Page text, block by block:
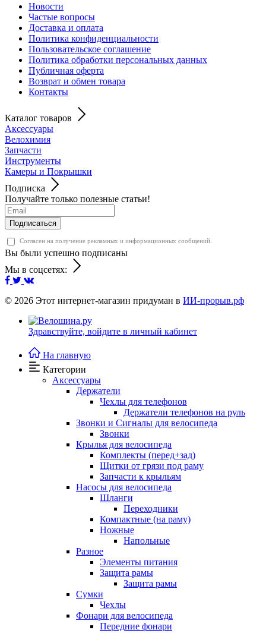
Новости
Частые вопросы
Доставка и оплата
Политика конфиденциальности
Пользовательское соглашение
Политика обработки персональных данных
Публичная оферта
Возврат и обмен товара
Контакты
Каталог товаров
Аксессуары
Велохимия
Запчасти
Инструменты
Камеры и Покрышки
Подписка
Получайте только полезные статьи!
Подписаться
Согласен на получение рекламных и информационных сообщений.
Вы были успешно подписаны
Мы в соцсетях:
© 2026 Этот интернет-магазин придуман в ИИ-прорыв.рф
Здравствуйте, войдите в личный кабинет
На главную
Категории
Аксессуары
Держатели
Чехлы для телефонов
Держатели телефонов на руль
Звонки и Сигналы для велосипеда
Звонки
Крылья для велосипеда
Комплекты (перед+зад)
Щитки от грязи под раму
Запчасти к крыльям
Насосы для велосипеда
Шланги
Переходники
Компактные (на раму)
Ножные
Напольные
Разное
Элементы питания
Защита рамы
Защита рамы
Сумки
Чехлы
Фонари для велосипеда
Передние фонари